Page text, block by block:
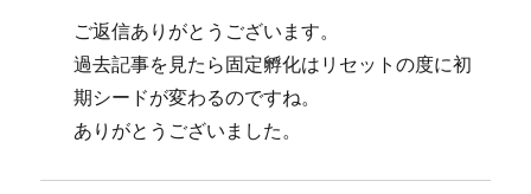
ご返信ありがとうございます。
過去記事を見たら固定孵化はリセットの度に初
期シードが変わるのですね。
ありがとうございました。